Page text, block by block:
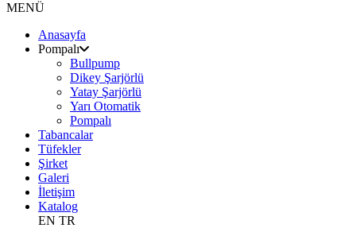
MENÜ
Anasayfa
Pompalı
Bullpump
Dikey Şarjörlü
Yatay Şarjörlü
Yarı Otomatik
Pompalı
Tabancalar
Tüfekler
Şirket
Galeri
İletişim
Katalog
EN TR